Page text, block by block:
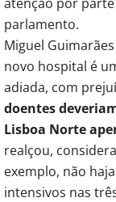
parlamento.
Miguel
novo hospital é
adiada, com
doentes
Lisboa Norte
realçou,
exemplo, não
intensivos nas